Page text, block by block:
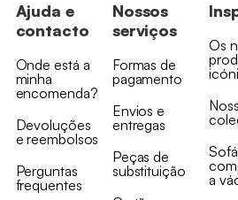
Ajuda e
contacto
Onde está a
minha
encomenda?
Devoluções
e reembolsos
Perguntas
frequentes
Nossos
serviços
Formas de
pagamento
Envios e
entregas
Peças de
substituição
Os
a